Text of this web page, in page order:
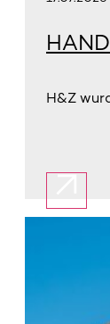
H&Z